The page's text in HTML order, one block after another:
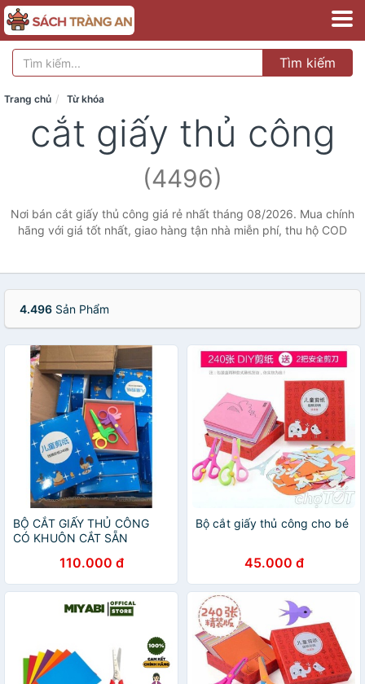
Tìm kiếm
Trang chủ Từ khóa
cắt giấy thủ công
(4496)
Nơi bán cắt giấy thủ công giá rẻ nhất tháng 08/2026. Mua chính
hãng với giá tốt nhất, giao hàng tận nhà miễn phí, thu hộ COD
4.496 Sản Phẩm
BỘ CẮT GIẤY THỦ CÔNG
CÓ KHUÔN CẮT SẴN
110.000 đ
Bộ cắt giấy thủ công cho bé
45.000 đ